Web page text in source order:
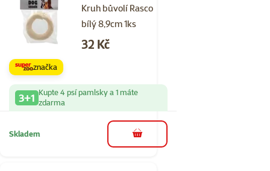
Kruh bůvolí Rasco
bílý 8,9cm 1ks
Cena
32 Kč
značka
3+1 Kupte 4 psí pamlsky a 1 máte
zdarma
Skladem do košíku